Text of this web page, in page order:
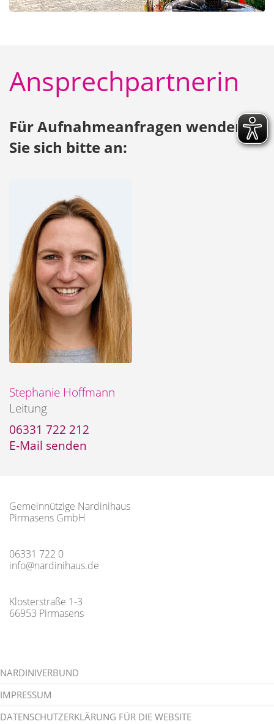
Ansprechpartnerin
Für Aufnahmeanfragen wenden
Sie sich bitte an:
Stephanie Hoffmann
Leitung
06331 722 212
E-Mail senden
Gemeinnützige Nardinihaus
Pirmasens GmbH
06331 722 0
info@nardinihaus.de
Klosterstraße 1-3
66953 Pirmasens
NARDINIVERBUND
IMPRESSUM
DATENSCHUTZERKLÄRUNG FÜR DIE WEBSITE